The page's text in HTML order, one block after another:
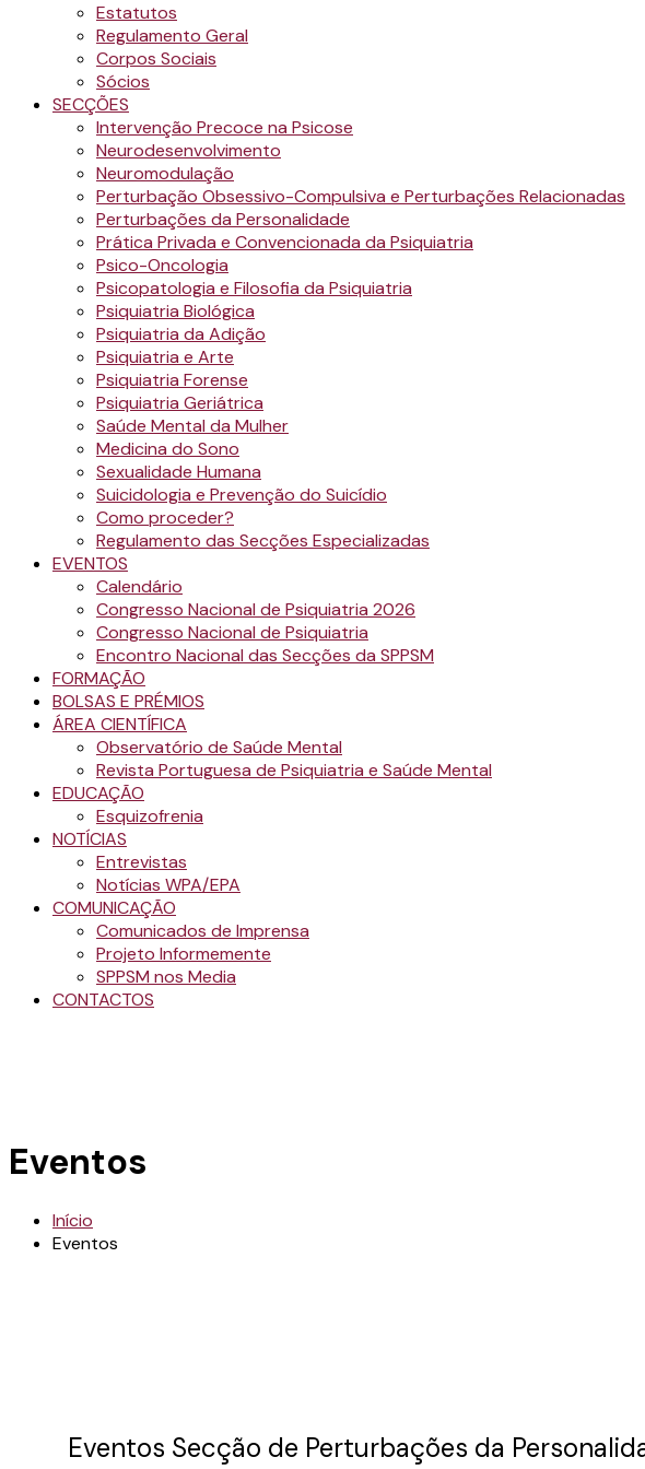
Estatutos
Regulamento Geral
Corpos Sociais
Sócios
SECÇÕES
Intervenção Precoce na Psicose
Neurodesenvolvimento
Neuromodulação
Perturbação Obsessivo-Compulsiva e Perturbações Relacionadas
Perturbações da Personalidade
Prática Privada e Convencionada da Psiquiatria
Psico-Oncologia
Psicopatologia e Filosofia da Psiquiatria
Psiquiatria Biológica
Psiquiatria da Adição
Psiquiatria e Arte
Psiquiatria Forense
Psiquiatria Geriátrica
Saúde Mental da Mulher
Medicina do Sono
Sexualidade Humana
Suicidologia e Prevenção do Suicídio
Como proceder?
Regulamento das Secções Especializadas
EVENTOS
Calendário
Congresso Nacional de Psiquiatria 2026
Congresso Nacional de Psiquiatria
Encontro Nacional das Secções da SPPSM
FORMAÇÃO
BOLSAS E PRÉMIOS
ÁREA CIENTÍFICA
Observatório de Saúde Mental
Revista Portuguesa de Psiquiatria e Saúde Mental
EDUCAÇÃO
Esquizofrenia
NOTÍCIAS
Entrevistas
Notícias WPA/EPA
COMUNICAÇÃO
Comunicados de Imprensa
Projeto Informemente
SPPSM nos Media
CONTACTOS
Eventos
Início
Eventos
Eventos Secção de Perturbações da